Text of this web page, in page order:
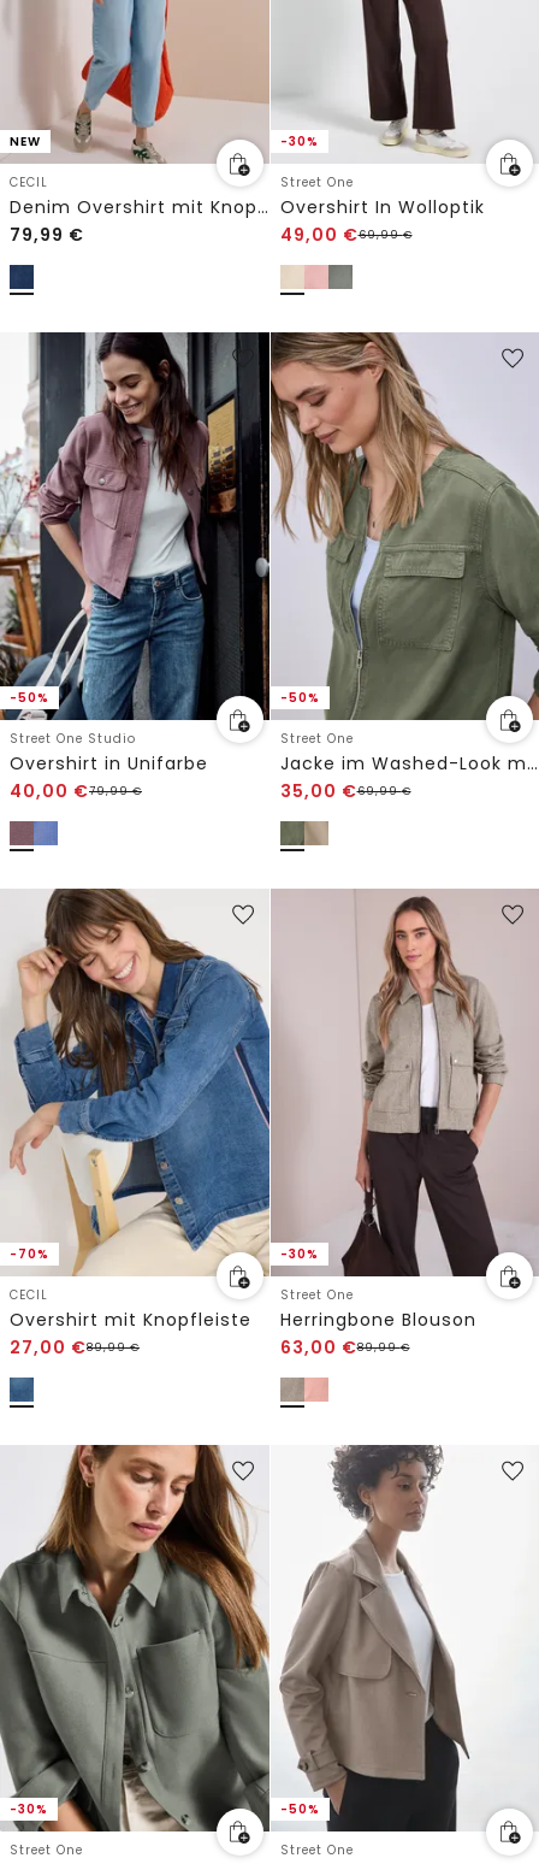
NEW
CECIL
Denim Overshirt mit Knopfleiste
79,99 €
-30%
Street One
Overshirt In Wolloptik
49,00 €69,99€
-50%
Street One Studio
Overshirt in Unifarbe
40,00 €79,99€
-50%
Street One
Jacke im Washed-Look mit Tunnelzug
35,00 €69,99€
-70%
CECIL
Overshirt mit Knopfleiste
27,00 €89,99€
-30%
Street One
Herringbone Blouson
63,00 €89,99€
-30%
Street One
-50%
Street One